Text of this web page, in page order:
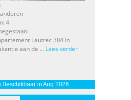
4
Lautrec 304 in
aan de ... Lees verder
Beschikbaar in Aug 2026